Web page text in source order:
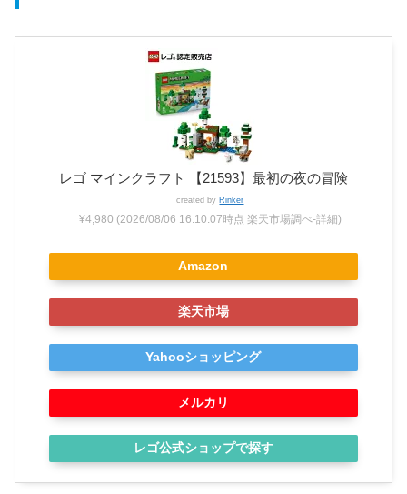
レゴ マインクラフト 【21593】最初の夜の冒険
created by Rinker
¥4,980 (2026/08/06 16:10:07時点 楽天市場調べ-詳細)
Amazon
楽天市場
Yahooショッピング
メルカリ
レゴ公式ショップで探す